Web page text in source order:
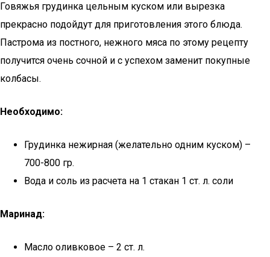
Говяжья грудинка цельным куском или вырезка
прекрасно подойдут для приготовления этого блюда.
Пастрома из постного, нежного мяса по этому рецепту
получится очень сочной и с успехом заменит покупные
колбасы.
Необходимо:
Грудинка нежирная (желательно одним куском) –
700-800 гр.
Вода и соль из расчета на 1 стакан 1 ст. л. соли
Маринад:
Масло оливковое – 2 ст. л.